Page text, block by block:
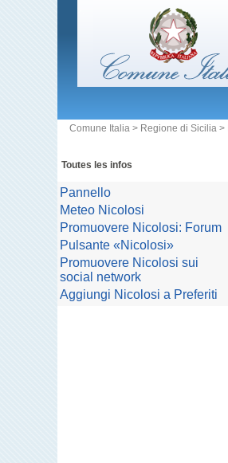
Comune Italia > Regione di Sicilia >
Toutes les infos
Pannello
Meteo Nicolosi
Promuovere Nicolosi: Forum
Pulsante «Nicolosi»
Promuovere Nicolosi sui
social network
Aggiungi Nicolosi a Preferiti